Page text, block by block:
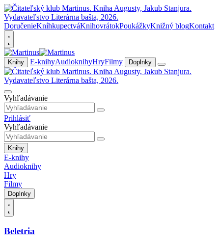
DoručenieKníhkupectváKnihovrátokPoukážkyKnižný blogKontakt
Knihy E-knihyAudioknihyHryFilmy Doplnky
Vyhľadávanie
Prihlásiť
Vyhľadávanie
Knihy
E-knihy
Audioknihy
Hry
Filmy
Doplnky
Beletria